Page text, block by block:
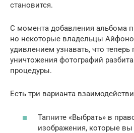
становится.
С момента добавления альбома
но некоторые владельцы
удивлением узнавать, что теперь
уничтожения фотографий
процедуры.
Есть три варианта
Тапните «Выбрать» в
изображения, которые вы